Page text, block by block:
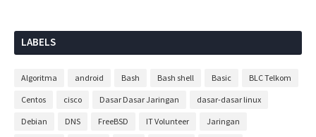
LABELS
Algoritma android Bash Bash shell Basic BLC Telkom
Centos cisco Dasar Dasar Jaringan dasar-dasar linux
Debian DNS FreeBSD IT Volunteer Jaringan